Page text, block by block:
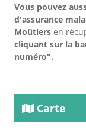
Vous pouvez
d'assurance
Moûtiers en
cliquant sur la
numéro".
Carte